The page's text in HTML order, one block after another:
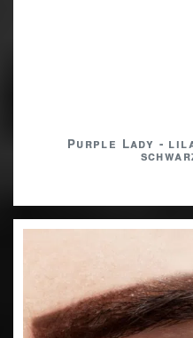
Purple Lady -